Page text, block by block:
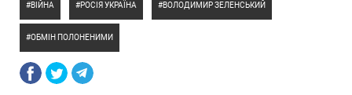
ВІЙНА РОСІЯ УКРАЇНА ВОЛОДИМИР ЗЕЛЕНСЬКИЙ
ОБМІН ПОЛОНЕНИМИ